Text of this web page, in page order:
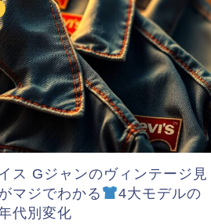
ス Gジャンのヴィンテージ見
マジでわかる
4大モデルの
代別変化